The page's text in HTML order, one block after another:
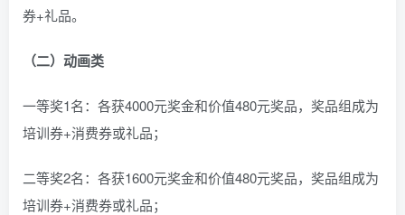
券+礼品。
（二）动画类
一等奖1名：各获4000元奖金和价值480元奖品，奖品组成为
培训券+消费券或礼品；
二等奖2名：各获1600元奖金和价值480元奖品，奖品组成为
培训券+消费券或礼品；